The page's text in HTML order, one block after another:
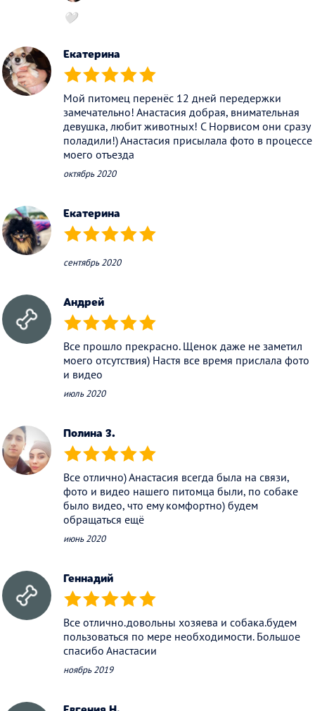
🤍
Екатерина
(*) (*) (*) (*) (*)
Мой питомец перенёс 12 дней передержки
замечательно! Анастасия добрая, внимательная
девушка, любит животных! С Норвисом они сразу
поладили!) Анастасия присылала фото в процессе
моего отъезда
октябрь 2020
Екатерина
(*) (*) (*) (*) (*)
сентябрь 2020
Андрей
(*) (*) (*) (*) (*)
Все прошло прекрасно. Щенок даже не заметил
моего отсутствия) Настя все время прислала фото
и видео
июль 2020
Полина З.
(*) (*) (*) (*) (*)
Все отлично) Анастасия всегда была на связи,
фото и видео нашего питомца были, по собаке
было видео, что ему комфортно) будем
обращаться ещё
июнь 2020
Геннадий
(*) (*) (*) (*) (*)
Все отлично.довольны хозяева и собака.будем
пользоваться по мере необходимости. Большое
спасибо Анастасии
ноябрь 2019